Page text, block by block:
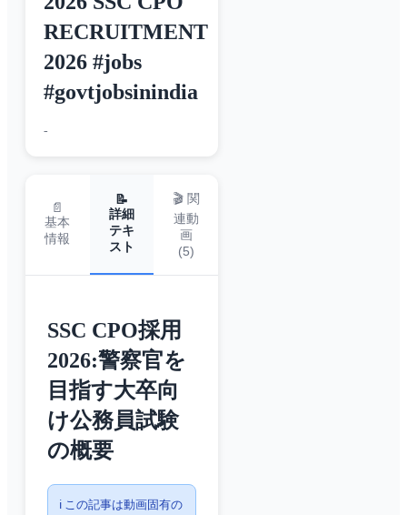
RECRUITMENT
2026 #jobs
#govtjobsinindia
-
📄
基本
情報
📝
詳細
テキ
スト
🎬 関
連動
画
(5)
SSC CPO採用
2026:警察官を
目指す大卒向
け公務員試験
の概要
ℹ️ この記事は動画固有の